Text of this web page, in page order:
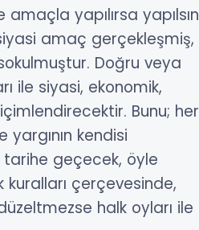
yapılırsa yapılsın
amaç gerçekleşmiş,
Doğru veya
ile siyasi, ekonomik,
Bunu; her
kendisi
geçecek, öyle
kuralları çerçevesinde,
halk oyları ile